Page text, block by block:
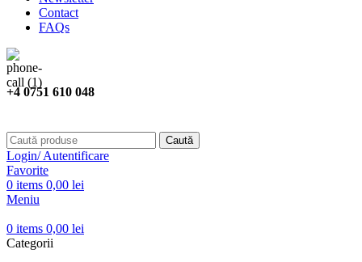
Contact
FAQs
+4 0751 610 048
Caută
Login/ Autentificare
Favorite
0 items 0,00 lei
Meniu
0 items 0,00 lei
Categorii